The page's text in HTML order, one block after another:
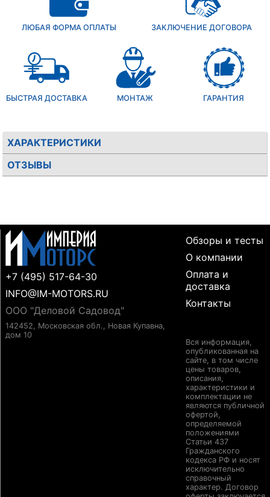
ЛЮБАЯ ФОРМА ОПЛАТЫ ЗАКЛЮЧЕНИЕ ДОГОВОРА
БЫСТРАЯ ДОСТАВКА МОНТАЖ ГАРАНТИЯ
ХАРАКТЕРИСТИКИ
ОТЗЫВЫ
+7 (495) 517-64-30
INFO@IM-MOTORS.RU
ООО "Деловой Садовод"
142452, Московская обл., Новая Купавна,
дом 10
Обзоры и тесты
О компании
Оплата и
доставка
Контакты
Вся информация,
опубликованная на
сайте, в том числе
цены товаров,
описания,
характеристики и
комплектации не
являются публичной
офертой,
определяемой
положениями
Статьи 437
Гражданского
кодекса РФ и носят
исключительно
справочный
характер. Договор